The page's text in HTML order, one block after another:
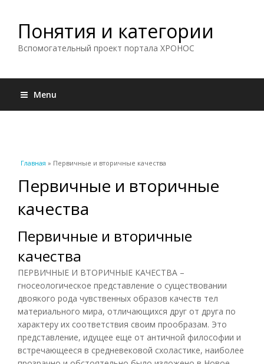
Понятия и категории
Вспомогательный проект портала ХРОНОС
Menu
Вы здесь
Главная » Первичные и вторичные качества
Первичные и вторичные
качества
Первичные и вторичные
качества
ПЕРВИЧНЫЕ И ВТОРИЧНЫЕ КАЧЕСТВА –
гносеологическое представление о существовании
двоякого рода чувственных образов качеств тел
материального мира, отличающихся друг от друга по
характеру их соответствия своим прообразам. Это
представление, идущее еще от античной философии и
встречающееся в средневековой схоластике, наиболее